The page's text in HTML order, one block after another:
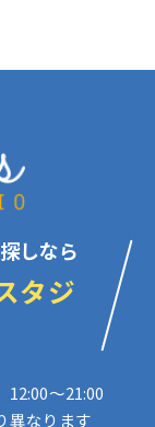
しなら
タジ
12:00〜21:00
異なります